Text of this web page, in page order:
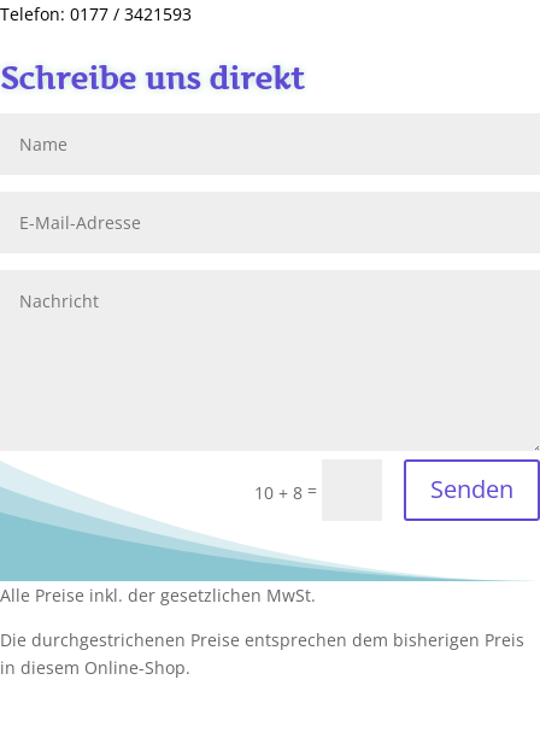
Telefon: 0177 / 3421593
Schreibe uns direkt
10 + 8 = Senden
Alle Preise inkl. der gesetzlichen MwSt.
Die durchgestrichenen Preise entsprechen dem bisherigen Preis
in diesem Online-Shop.